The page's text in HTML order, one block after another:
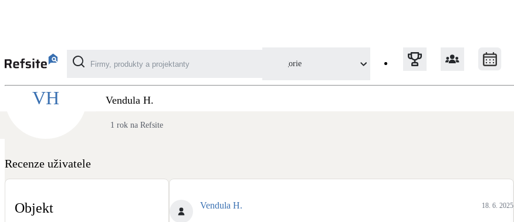
Kategorie
Kategorie
Dotační, energetické služby
Solární termický systém
VH
Recenze LINST - Tepelná čerpadla z pohledu uživatele
Vendula H.
1 rok na Refsite
Recenze uživatele
Objekt Vendula H. 18. 6. 2025